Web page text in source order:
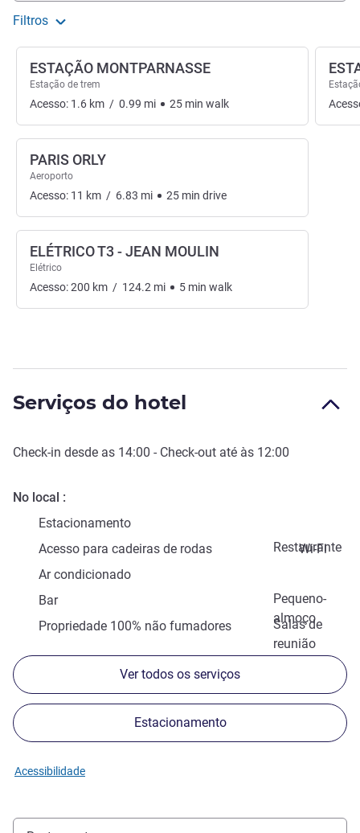
Filtros
ESTAÇÃO MONTPARNASSE
Estação de trem
Acesso: 1.6 km / 0.99 mi 25 min walk
PARIS ORLY
Aeroporto
Acesso: 11 km / 6.83 mi 25 min drive
ELÉTRICO T3 - JEAN MOULIN
Elétrico
Acesso:200 km / 124.2 mi 5 min walk
Serviços do hotel
Check-in desde as 14:00 - Check-out até às 12:00
No local
Estacionamento
Restaurante
Acesso para cadeiras de rodas
Wi-Fi
Ar condicionado
Pequeno-
almoço
Bar
Salas de
reunião
Propriedade 100% não fumadores
Ver todos os serviços
Estacionamento
Acessibilidade